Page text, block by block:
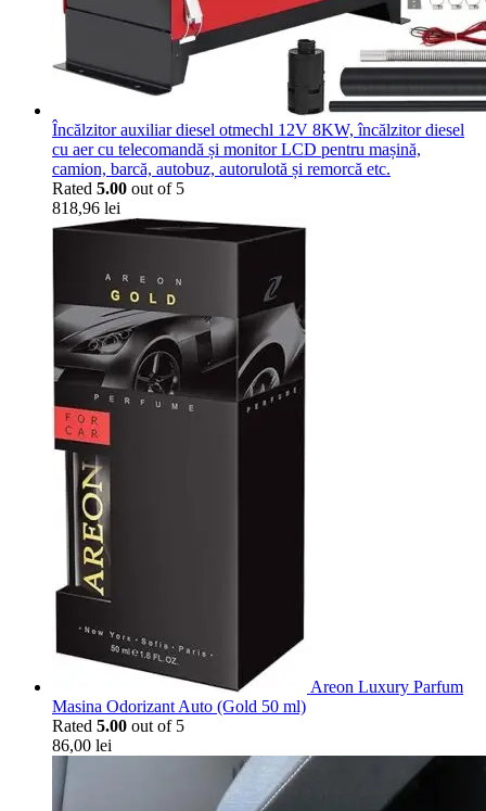
Încălzitor auxiliar diesel otmechl 12V 8KW, încălzitor diesel
cu aer cu telecomandă și monitor LCD pentru mașină,
camion, barcă, autobuz, autorulotă și remorcă etc.
Rated 5.00 out of 5
818,96 lei
Areon Luxury Parfum
Masina Odorizant Auto (Gold 50 ml)
Rated 5.00 out of 5
86,00 lei